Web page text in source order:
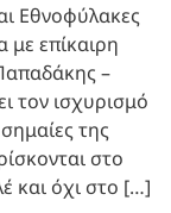
Εθνοφύλακες
με επίκαιρη
–
τον ισχυρισμό
της
στο
και όχι στο […]